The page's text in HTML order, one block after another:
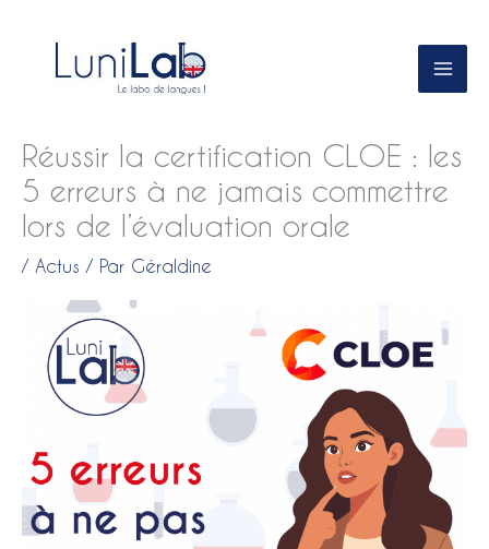
Réussir la certification CLOE : les
5 erreurs à ne jamais commettre
lors de l’évaluation orale
/ Actus / Par Géraldine